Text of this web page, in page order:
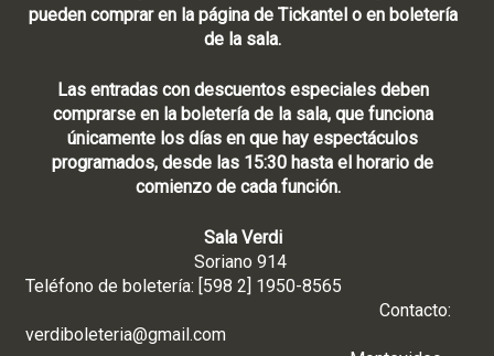
pueden comprar en la página de Tickantel o en boletería
de la sala.
Las entradas con descuentos especiales deben
comprarse en la boletería de la sala, que funciona
únicamente los días en que hay espectáculos
programados, desde las 15:30 hasta el horario de
comienzo de cada función.
Sala Verdi
Soriano 914
Teléfono de boletería: [598 2] 1950-8565
Contacto:
verdiboleteria@gmail.com